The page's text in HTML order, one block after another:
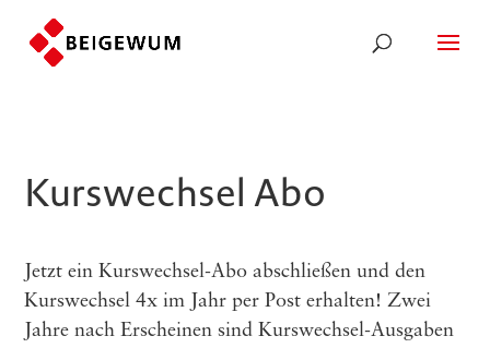
Kurswechsel Abo
Jetzt ein Kurswechsel-Abo abschließen und den
Kurswechsel 4x im Jahr per Post erhalten! Zwei
Jahre nach Erscheinen sind Kurswechsel-Ausgaben